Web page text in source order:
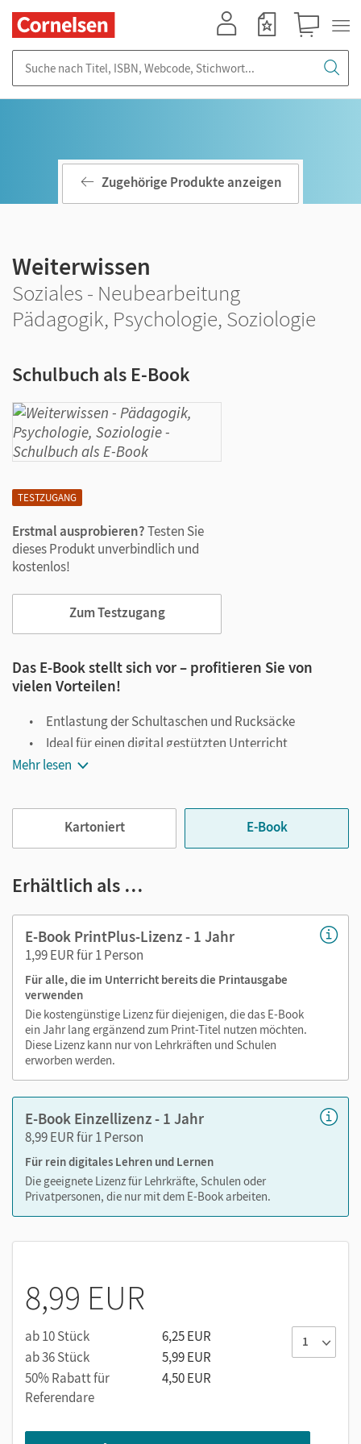
TESTZUGANG
Erstmal ausprobieren?Testen Sie
dieses Produkt unverbindlich und
kostenlos!
Zum Testzugang
Zugehörige Produkte anzeigen
Weiterwissen
Soziales - Neubearbeitung
Pädagogik, Psychologie, Soziologie
Schulbuch als E-Book
Das E-Book stellt sich vor – profitieren Sie von
vielen Vorteilen!
Entlastung der Schultaschen und Rucksäcke
Ideal für einen digital gestützten Unterricht
Notiz- und Markierungsmöglichkeit
Viele digitale Funktionen unterstützen das Lehren und
Lernen:
Notizen erstellen
Lesezeichen hinzufügen
Zoomen
Mehr lesen
Kartoniert E-Book
Erhältlich als …
E-Book PrintPlus-Lizenz - 1 Jahr
1,99 EUR für 1 Person
Für alle, die im Unterricht bereits die Printausgabe
verwenden
Die kostengünstige Lizenz für diejenigen, die das E-Book
ein Jahr lang ergänzend zum Print-Titel nutzen möchten.
Diese Lizenz kann nur von Lehrkräften und Schulen
erworben werden.
E-Book Einzellizenz - 1 Jahr
8,99 EUR für 1 Person
Für rein digitales Lehren und Lernen
Die geeignete Lizenz für Lehrkräfte, Schulen oder
Privatpersonen, die nur mit dem E-Book arbeiten.
8,99 EUR
ab 10 Stück
6,25 EUR
ab 36 Stück
5,99 EUR
50% Rabatt für
Referendare
4,50 EUR